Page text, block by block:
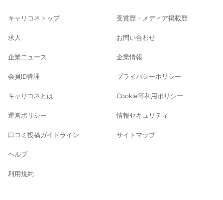
キャリコネトップ
求人
企業ニュース
会員ID管理
キャリコネとは
運営ポリシー
口コミ投稿ガイドライン
ヘルプ
利用規約
受賞歴・メディア掲載歴
お問い合わせ
企業情報
プライバシーポリシー
Cookie等利用ポリシー
情報セキュリティ
サイトマップ